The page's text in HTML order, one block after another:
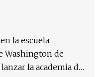
la escuela
Washington de
la academia de